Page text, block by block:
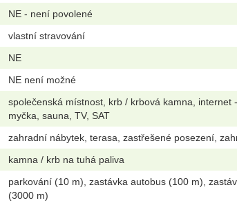
NE - není povolené
vlastní stravování
NE
NE není možné
společenská místnost, krb / krbová kamna, internet
myčka, sauna, TV, SAT
zahradní nábytek, terasa, zastřešené posezení,
kamna / krb na tuhá paliva
parkování (10 m), zastávka autobus (100 m),
(3000 m)